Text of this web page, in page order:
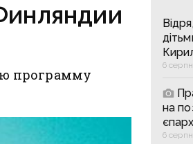
программу
6
на
6